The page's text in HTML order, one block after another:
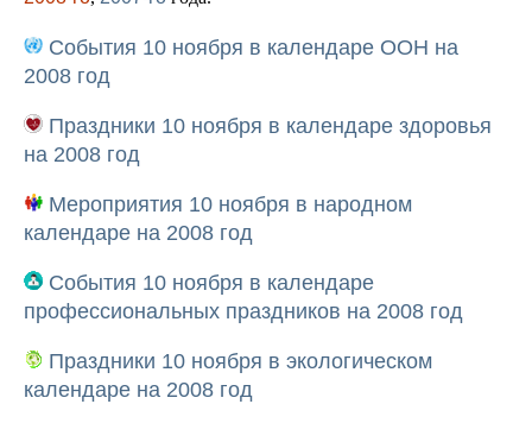
События 10 ноября в календаре ООН на
2008 год
Праздники 10 ноября в календаре здоровья
на 2008 год
Мероприятия 10 ноября в народном
календаре на 2008 год
События 10 ноября в календаре
профессиональных праздников на 2008 год
Праздники 10 ноября в экологическом
календаре на 2008 год